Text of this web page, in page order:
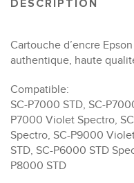
DESCRIPTION
Cartouche d’encre
authentique, haute
Compatible:
SC-P7000 STD, SC-
P7000 Violet Spectro,
Spectro, SC-P9000
STD, SC-P6000 STD
P8000 STD